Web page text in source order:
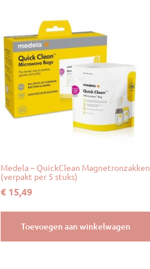
Medela – QuickClean Magnetronzakken
(verpakt per 5 stuks)
€15,49
Toevoegen aan winkelwagen